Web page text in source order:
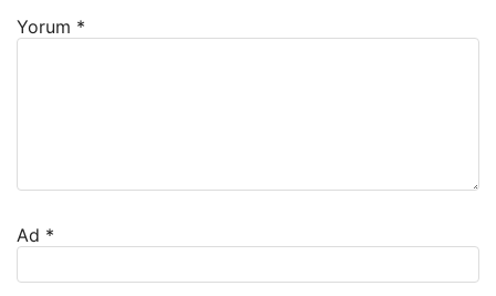
Yorum *
Ad *